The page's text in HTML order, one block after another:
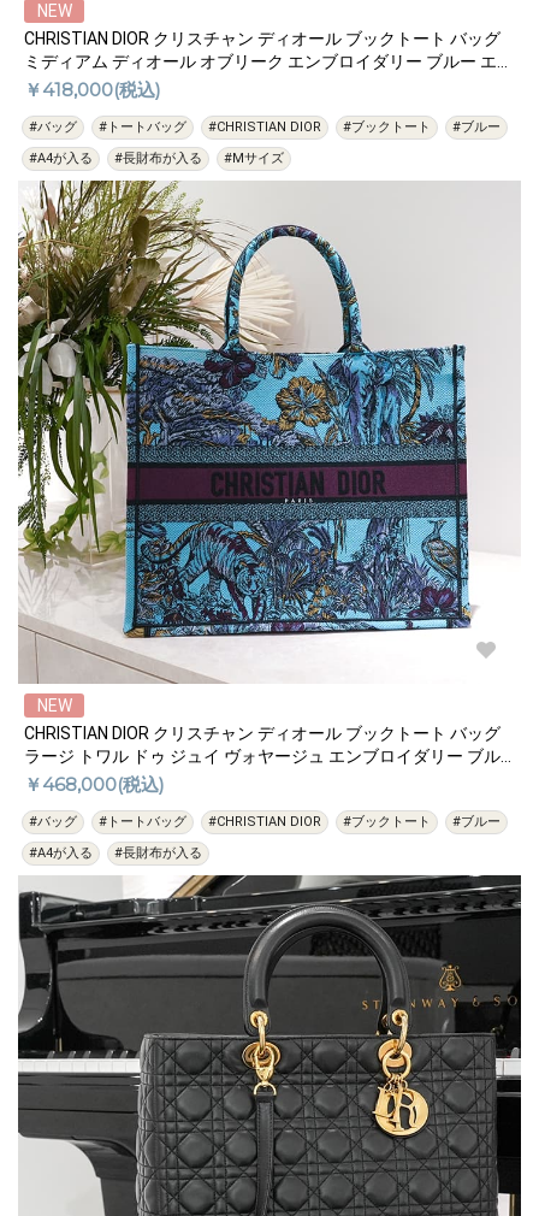
NEW
CHRISTIAN DIOR クリスチャン ディオール ブックトート バッグ
ミディアム ディオール オブリーク エンブロイダリー ブルー エク
リュ M1296ZRIW_M928
￥418,000(税込)
#バッグ #トートバッグ #CHRISTIAN DIOR #ブックトート
#ブルー
#A4が入る
#長財布が入る #Mサイズ
NEW
CHRISTIAN DIOR クリスチャン ディオール ブックトート バッグ
ラージ トワル ドゥ ジュイ ヴォヤージュ エンブロイダリー ブル
ー M1286ZEUP
￥468,000(税込)
#バッグ #トートバッグ #CHRISTIAN DIOR #ブックトート
#ブルー
#A4が入る
#長財布が入る